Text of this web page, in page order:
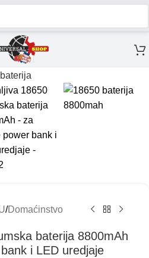
/Domaćinstvo
baterija 8800mAh
i LED uredjaje